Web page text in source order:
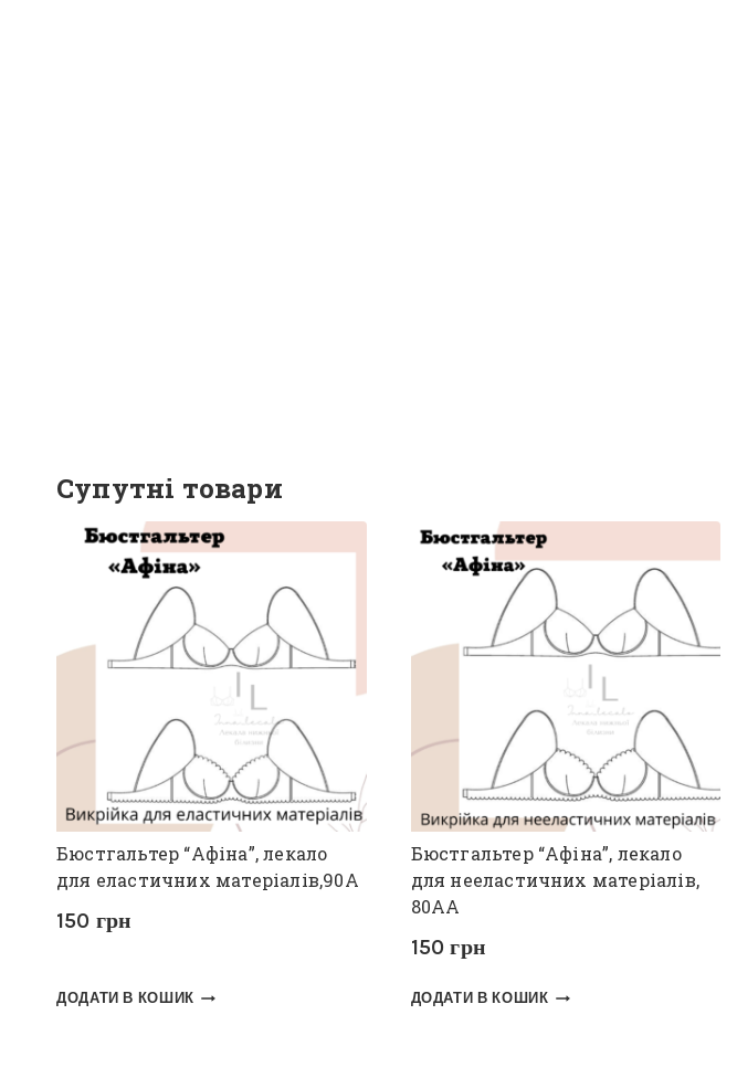
Супутні товари
Бюстгальтер “Афіна”, лекало
для еластичних матеріалів,90А
150 грн
ДОДАТИ В КОШИК
Бюстгальтер “Афіна”, лекало
для нееластичних матеріалів,
80АА
150грн
ДОДАТИ В КОШИК